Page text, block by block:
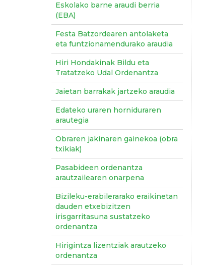
Eskolako barne araudi berria
(EBA)
Festa Batzordearen antolaketa
eta funtzionamendurako araudia
Hiri Hondakinak Bildu eta
Tratatzeko Udal Ordenantza
Jaietan barrakak jartzeko araudia
Edateko uraren horniduraren
arautegia
Obraren jakinaren gainekoa (obra
txikiak)
Pasabideen ordenantza
arautzailearen onarpena
Bizileku-erabilerarako eraikinetan
dauden etxebizitzen
irisgarritasuna sustatzeko
ordenantza
Hirigintza lizentziak arautzeko
ordenantza